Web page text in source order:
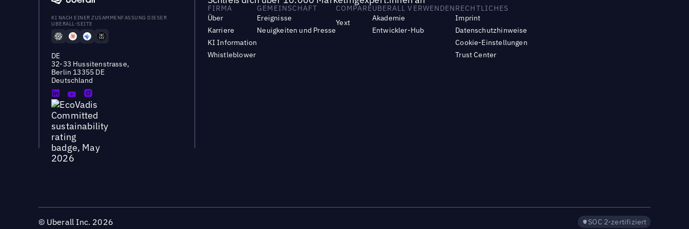
KI NACH EINER ZUSAMMENFASSUNG DIESER
UBERALL-SEITE
DE
32-33 Hussitenstrasse,
Berlin 13355 DE
Deutschland
FIRMA
Über
Karriere
KI Information
Whistleblower
GEMEINSCHAFT
Ereignisse
Neuigkeiten und Presse
COMPARE
Yext
UBERALL VERWENDEN
Akademie
Entwickler-Hub
RECHTLICHES
Imprint
Datenschutzhinweise
Cookie-Einstellungen
Trust Center
© Uberall Inc. 2026 SOC 2-zertifiziert